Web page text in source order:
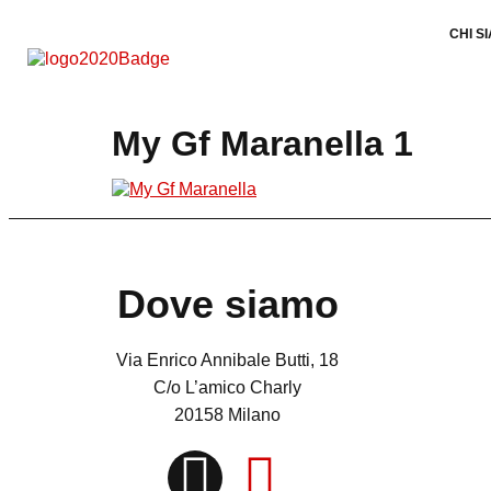
CHI
My Gf Maranella 1
Dove siamo
Via Enrico Annibale Butti, 18
C/o L’amico Charly
20158 Milano